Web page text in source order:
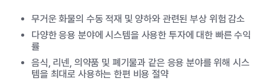
무거운 화물의 수동 적재 및 양하와 관련된 부상 위험 감소
다양한 응용 분야에 시스템을 사용한 투자에 대한 빠른 수익
률
음식, 리넨, 의약품 및 폐기물과 같은 응용 분야를 위해 시스
템을 최대로 사용하는 한편 비용 절약